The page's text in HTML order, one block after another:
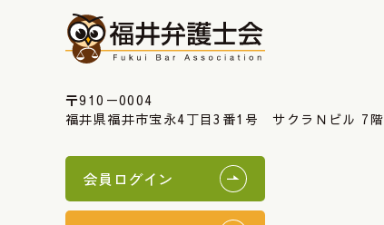
〒910－0004
福井県福井市宝永4丁目3番1号 サクラＮビル 7階
会員ログイン